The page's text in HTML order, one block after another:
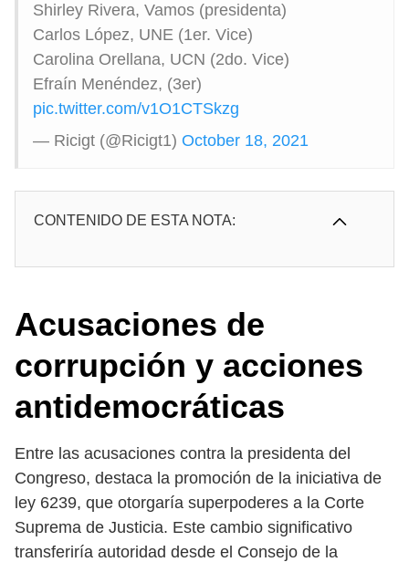
Shirley Rivera, Vamos (presidenta)
Carlos López, UNE (1er. Vice)
Carolina Orellana, UCN (2do. Vice)
Efraín Menéndez, (3er)
pic.twitter.com/v1O1CTSkzg
— Ricigt (@Ricigt1) October 18, 2021
CONTENIDO DE ESTA NOTA:
Acusaciones de
corrupción y acciones
antidemocráticas
Entre las acusaciones contra la presidenta del
Congreso, destaca la promoción de la iniciativa de
ley 6239, que otorgaría superpoderes a la Corte
Suprema de Justicia. Este cambio significativo
transferiría autoridad desde el Consejo de la